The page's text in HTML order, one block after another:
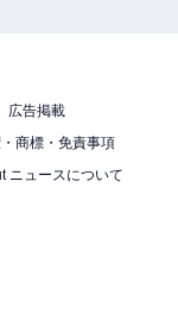
広告掲載
商標・免責事項
ニュースについて